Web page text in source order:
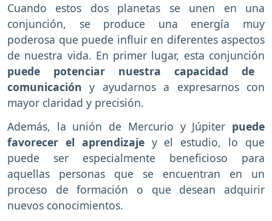
Cuando estos dos planetas se unen en una
conjunción, se produce una energía muy
poderosa que puede influir en diferentes aspectos
de nuestra vida. En primer lugar, esta conjunción
puede potenciar nuestra capacidad de
comunicacióny ayudarnos a expresarnos con
mayor claridad y precisión.
Además, la unión de Mercurio y Júpiter puede
favorecer el aprendizajey el estudio, lo que
puede ser especialmente beneficioso para
aquellas personas que se encuentran en un
proceso de formación o que desean adquirir
nuevos conocimientos.